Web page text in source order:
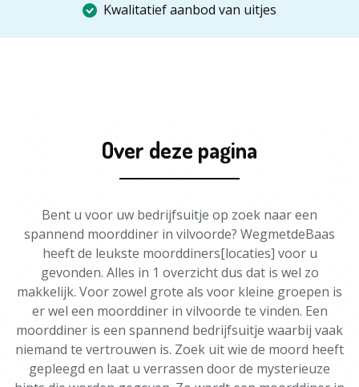
Kwalitatief aanbod van uitjes
Over deze pagina
Bent u voor uw bedrijfsuitje op zoek naar een
spannend moorddiner in vilvoorde? WegmetdeBaas
heeft de leukste moorddiners[locaties] voor u
gevonden. Alles in 1 overzicht dus dat is wel zo
makkelijk. Voor zowel grote als voor kleine groepen is
er wel een moorddiner in vilvoorde te vinden. Een
moorddiner is een spannend bedrijfsuitje waarbij vaak
niemand te vertrouwen is. Zoek uit wie de moord heeft
gepleegd en laat u verrassen door de mysterieuze